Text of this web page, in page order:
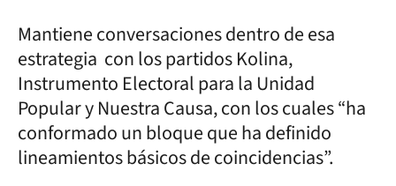
Mantiene conversaciones dentro de esa
estrategia con los partidos Kolina,
Instrumento Electoral para la Unidad
Popular y Nuestra Causa, con los cuales “ha
conformado un bloque que ha definido
lineamientos básicos de coincidencias”.